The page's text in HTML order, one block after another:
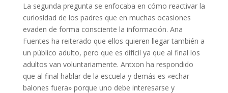
La segunda pregunta se enfocaba en cómo reactivar la
curiosidad de los padres que en muchas ocasiones
evaden de forma consciente la información. Ana
Fuentes ha reiterado que ellos quieren llegar también a
un público adulto, pero que es difícil ya que al final los
adultos van voluntariamente. Antxon ha respondido
que al final hablar de la escuela y demás es «echar
balones fuera» porque uno debe interesarse y